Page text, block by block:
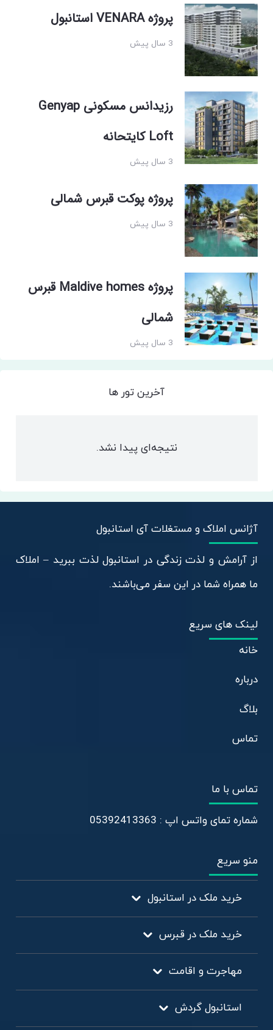
پروژه VENARA استانبول
3 سال پیش
رزیدانس مسکونی Genyap
Loft کایتحانه
3 سال پیش
پروژه پوکت قبرس شمالی
3 سال پیش
پروژه Maldive homes قبرس
شمالی
3 سال پیش
آخرین تور ها
نتیجه‌ای پیدا نشد.
آژانس املاک و مستغلات آی استانبول
از آرامش و لذت زندگی در استانبول لذت ببرید – املاک
ما همراه شما در این سفر می‌باشند.
لینک های سریع
خانه
درباره
بلاگ
تماس
تماس با ما
شماره تمای واتس اپ : 05392413363
منو سریع
خرید ملک در استانبول
خرید ملک در قبرس
مهاجرت و اقامت
استانبول گردش